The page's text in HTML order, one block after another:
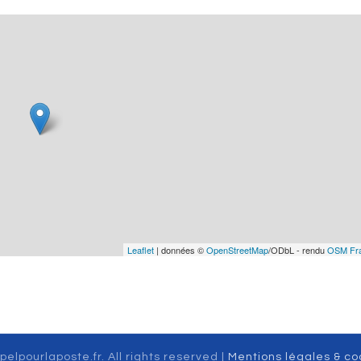
Leaflet | données ©OpenStreetMap/ODbL - renduOSM
All rights reserved | Mentions légales &